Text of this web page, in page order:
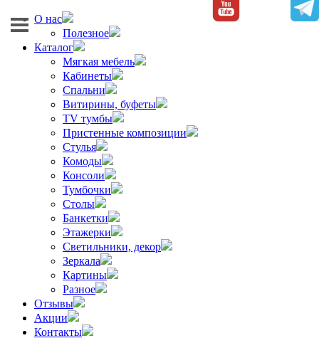
О нас
Полезное
Каталог
Мягкая мебель
Кабинеты
Спальни
Витирины, буфеты
TV тумбы
Пристенные композиции
Стулья
Комоды
Консоли
Тумбочки
Столы
Банкетки
Этажерки
Светильники, декор
Зеркала
Картины
Разное
Отзывы
Акции
Контакты